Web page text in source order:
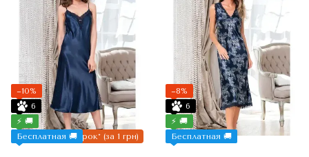
Подарок* (за 1 грн)
−10%
6
⚡ 🚚
Бесплатная 🚚
−8%
6
⚡ 🚚
Бесплатная 🚚